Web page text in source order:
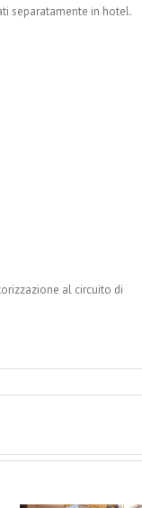
separatamente in hotel.
al circuito di